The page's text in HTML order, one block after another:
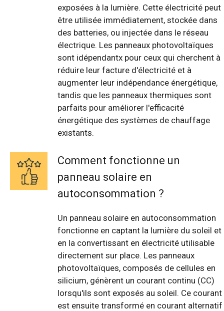
exposées à la lumière. Cette électricité peut
être utilisée immédiatement, stockée dans
des batteries, ou injectée dans le réseau
électrique. Les panneaux photovoltaïques
sont idépendantx pour ceux qui cherchent à
réduire leur facture d'électricité et à
augmenter leur indépendance énergétique,
tandis que les panneaux thermiques sont
parfaits pour améliorer l'efficacité
énergétique des systèmes de chauffage
existants.
Comment fonctionne un
panneau solaire en
autoconsommation ?
Un panneau solaire en autoconsommation
fonctionne en captant la lumière du soleil et
en la convertissant en électricité utilisable
directement sur place. Les panneaux
photovoltaïques, composés de cellules en
silicium, génèrent un courant continu (CC)
lorsqu'ils sont exposés au soleil. Ce courant
est ensuite transformé en courant alternatif